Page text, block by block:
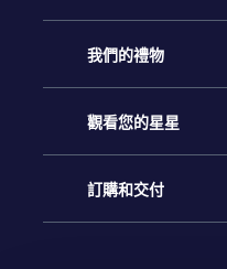
客戶服務
聯繫我們
博客
我們的禮物
Online Star禮物
OSR禮物包
觀看您的星星
星星注册
訂購和交付